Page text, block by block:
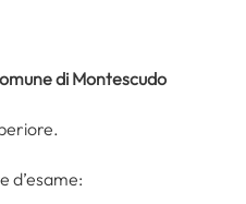
di Montescudo
d’esame: